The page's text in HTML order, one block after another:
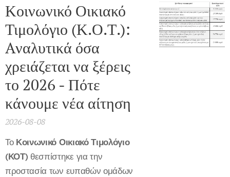
Κοινωνικό Οικιακό
Τιμολόγιο (Κ.Ο.Τ.):
Aναλυτικά όσα
χρειάζεται να ξέρεις
το 2026 - Πότε
κάνουμε νέα αίτηση
2026-08-08
Το Κοινωνικό Οικιακό Τιμολόγιο
(ΚΟΤ) θεσπίστηκε για την
προστασία των ευπαθών ομάδων